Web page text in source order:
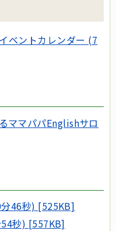
ベントカレンダー (7
ママパパEnglishサロ
46秒) [525KB]
秒) [557KB]